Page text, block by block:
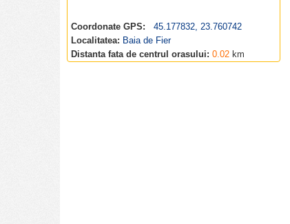
Coordonate GPS:
45.177832, 23.760742
Localitatea: Baia de Fier
Distanta fata de centrul orasului: 0.02 km